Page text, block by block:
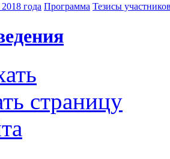
года Программа Тезисы
страницу